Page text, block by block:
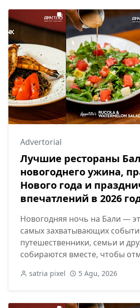
Advertorial
Лучшие рестораны
новогоднего ужина,
Нового года и
впечатлений в 2026
Новогодняя ночь на Бали —
самых захватывающих
путешественники, семьи и
собираются вместе, чтобы
satria pixel 5 Agu, 2026